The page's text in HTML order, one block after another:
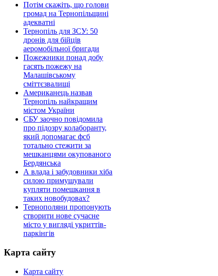
Потім скажіть, що голови
громад на Тернопільщині
адекватні
Тернопіль для ЗСУ: 50
дронів для бійців
аеромобільної бригади
Пожежники понад добу
гасять пожежу на
Малашівському
сміттєзвалищі
Американець назвав
Тернопіль найкращим
містом України
СБУ заочно повідомила
про підозру колаборанту,
який допомагає фсб
тотально стежити за
мешканцями окупованого
Бердянська
А влада і забудовники хіба
силою примушували
купляти помешкання в
таких новобудовах?
Тернополяни пропонують
створити нове сучасне
місто у вигляді укриттів-
паркінгів
Карта сайту
Карта сайту